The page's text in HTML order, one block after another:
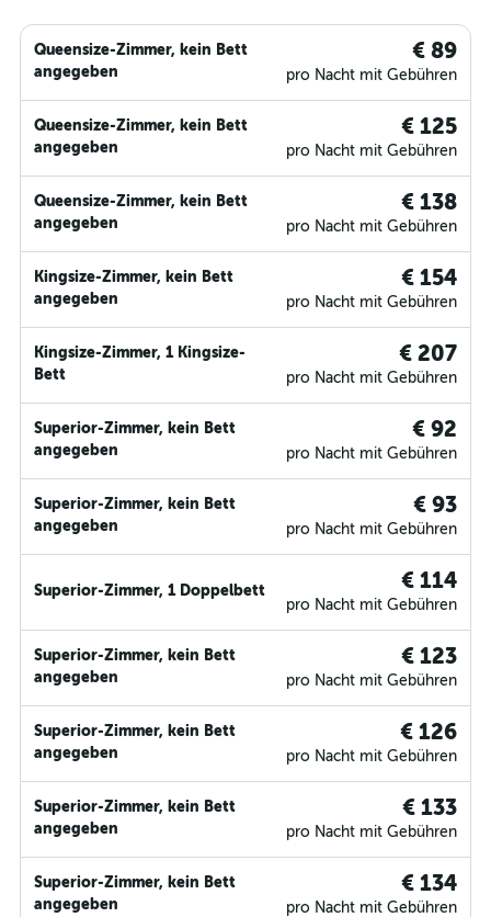
Queensize-Zimmer, kein Bett
angegeben
€ 89
pro Nacht mit Gebühren
Queensize-Zimmer, kein Bett
angegeben
€ 125
pro Nacht mit Gebühren
Queensize-Zimmer, kein Bett
angegeben
€ 138
pro Nacht mit Gebühren
Kingsize-Zimmer, kein Bett
angegeben
€ 154
pro Nacht mit Gebühren
Kingsize-Zimmer, 1 Kingsize-
Bett
€ 207
pro Nacht mit Gebühren
Superior-Zimmer, kein Bett
angegeben
€ 92
pro Nacht mit Gebühren
Superior-Zimmer, kein Bett
angegeben
€ 93
pro Nacht mit Gebühren
Superior-Zimmer, 1 Doppelbett € 114
pro Nacht mit Gebühren
Superior-Zimmer, kein Bett
angegeben
€ 123
pro Nacht mit Gebühren
Superior-Zimmer, kein Bett
angegeben
€ 126
pro Nacht mit Gebühren
Superior-Zimmer, kein Bett
angegeben
€ 133
pro Nacht mit Gebühren
Superior-Zimmer, kein Bett
angegeben
€ 134
pro Nacht mit Gebühren